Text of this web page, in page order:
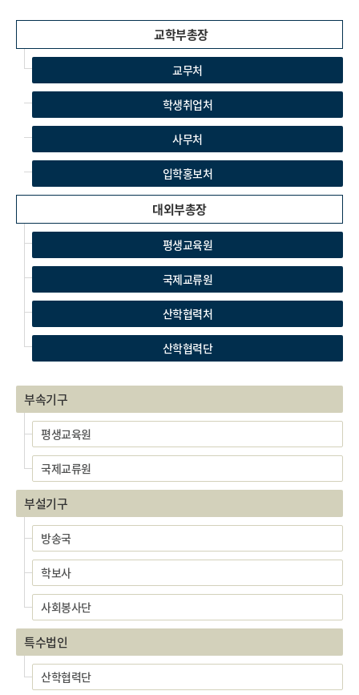
교학부총장
교무처
학생취업처
사무처
입학홍보처
대외부총장
평생교육원
국제교류원
산학협력처
산학협력단
부속기구
평생교육원
국제교류원
부설기구
방송국
학보사
사회봉사단
특수법인
산학협력단